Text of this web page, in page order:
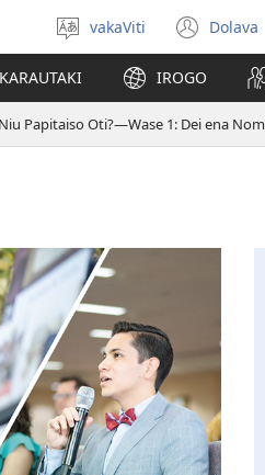
Digia
na
Vosa
vakaViti Dolava
(opens
new
IROGO
Papitaiso Oti?​—Wase 1: Dei ena